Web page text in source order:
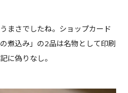
まさでしたね。ショップカード
煮込み」の2品は名物として印刷
に偽りなし。